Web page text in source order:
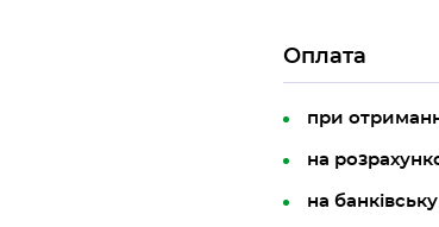
Оплата
при
на
на